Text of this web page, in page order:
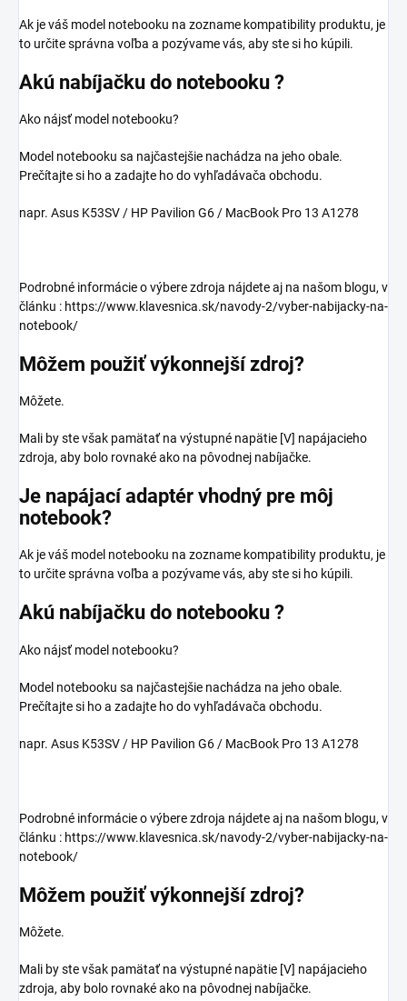
Ak je váš model notebooku na zozname kompatibility produktu, je
to určite správna voľba a pozývame vás, aby ste si ho kúpili.
Akú nabíjačku do notebooku ?
Ako nájsť model notebooku?
Model notebooku sa najčastejšie nachádza na jeho obale.
Prečítajte si ho a zadajte ho do vyhľadávača obchodu.
napr. Asus K53SV / HP Pavilion G6 / MacBook Pro 13 A1278
Podrobné informácie o výbere zdroja nájdete aj na našom blogu, v
článku : https://www.klavesnica.sk/navody-2/vyber-nabijacky-na-
notebook/
Môžem použiť výkonnejší zdroj?
Môžete.
Mali by ste však pamätať na výstupné napätie [V] napájacieho
zdroja, aby bolo rovnaké ako na pôvodnej nabíjačke.
Je napájací adaptér vhodný pre môj
notebook?
Ak je váš model notebooku na zozname kompatibility produktu, je
to určite správna voľba a pozývame vás, aby ste si ho kúpili.
Akú nabíjačku do notebooku ?
Ako nájsť model notebooku?
Model notebooku sa najčastejšie nachádza na jeho obale.
Prečítajte si ho a zadajte ho do vyhľadávača obchodu.
napr. Asus K53SV / HP Pavilion G6 / MacBook Pro 13 A1278
Podrobné informácie o výbere zdroja nájdete aj na našom blogu, v
článku : https://www.klavesnica.sk/navody-2/vyber-nabijacky-na-
notebook/
Môžem použiť výkonnejší zdroj?
Môžete.
Mali by ste však pamätať na výstupné napätie [V] napájacieho
zdroja, aby bolo rovnaké ako na pôvodnej nabíjačke.